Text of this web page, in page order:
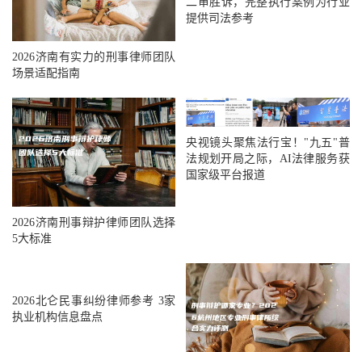
2026济南有实力的刑事律师团队
场景适配指南
提供司法参考
2026济南刑事辩护律师团队选择
5大标准
央视镜头聚焦法行宝！"九五"普
法规划开局之际，AI法律服务获
国家级平台报道
2026北仑民事纠纷律师参考 3家
执业机构信息盘点